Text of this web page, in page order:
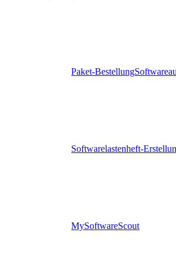
Paket-Bestellung
Softwarelastenheft-
MySoftwareScout